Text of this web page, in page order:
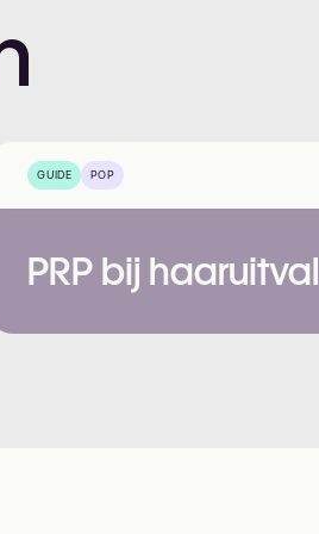
GUIDE POP
PRP bij haaruitval